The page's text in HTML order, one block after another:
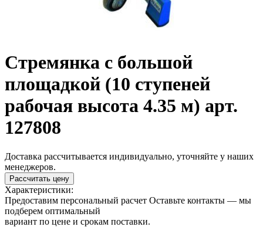
Стремянка с большой
площадкой (10 ступеней
рабочая высота 4.35 м) арт.
127808
Доставка рассчитывается индивидуально, уточняйте у наших
менеджеров.
Рассчитать цену
Характеристики:
Предоставим персональный расчет Оставьте контакты — мы
подберем оптимальный
вариант по цене и срокам поставки.